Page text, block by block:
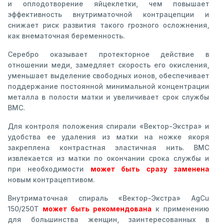
и оплодотворение яйцеклетки, чем повышает
эффективность внутриматочной контрацепции и
снижает риск развития такого грозного осложнения,
как внематочная беременность.
Серебро оказывает протекторное действие в
отношении меди, замедляет скорость его окисления,
уменьшает выделение свободных ионов, обеспечивает
поддержание постоянной минимальной концентрации
металла в полости матки и увеличивает срок службы
ВМС.
Для контроля положения спирали «Вектор-Экстра» и
удобства ее удаления из матки на ножке якоря
закреплена контрастная эластичная нить. ВМС
извлекается из матки по окончании срока службы и
при необходимости может быть сразу заменена
новым контрацептивом.
Внутриматочная спираль «Вектор-Экстра» AgCu
150/250Т может быть рекомендована к применению
для большинства женщин, заинтересованных в